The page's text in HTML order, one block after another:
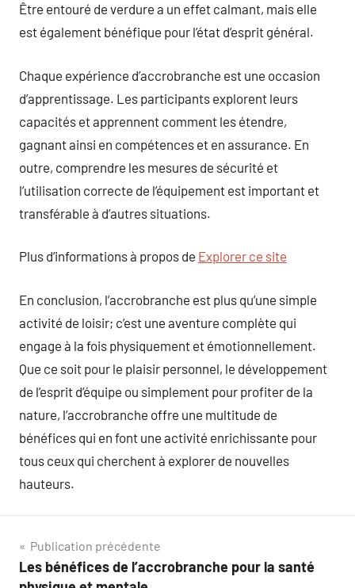
Être entouré de verdure a un effet calmant, mais elle
est également bénéfique pour l’état d’esprit général.
Chaque expérience d’accrobranche est une occasion
d’apprentissage. Les participants explorent leurs
capacités et apprennent comment les étendre,
gagnant ainsi en compétences et en assurance. En
outre, comprendre les mesures de sécurité et
l’utilisation correcte de l’équipement est important et
transférable à d’autres situations.
Plus d’informations à propos de Explorer ce site
En conclusion, l’accrobranche est plus qu’une simple
activité de loisir; c’est une aventure complète qui
engage à la fois physiquement et émotionnellement.
Que ce soit pour le plaisir personnel, le développement
de l’esprit d’équipe ou simplement pour profiter de la
nature, l’accrobranche offre une multitude de
bénéfices qui en font une activité enrichissante pour
tous ceux qui cherchent à explorer de nouvelles
hauteurs.
Navigation
de
Publication précédente
Les bénéfices de l’accrobranche pour la santé